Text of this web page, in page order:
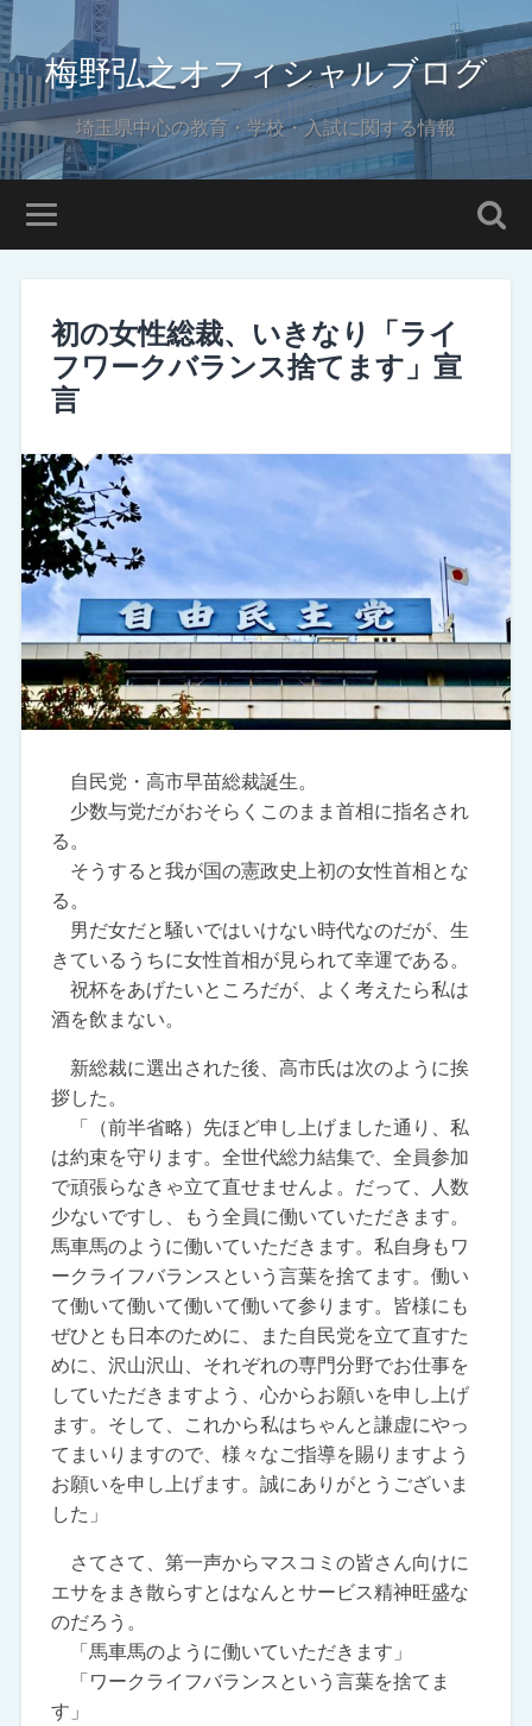
梅野弘之オフィシャルブログ
埼玉県中心の教育・学校・入試に関する情報
初の女性総裁、いきなり「ライ
フワークバランス捨てます」宣
言
自民党・高市早苗総裁誕生。
少数与党だがおそらくこのまま首相に指名され
る。
そうすると我が国の憲政史上初の女性首相とな
る。
男だ女だと騒いではいけない時代なのだが、生
きているうちに女性首相が見られて幸運である。
祝杯をあげたいところだが、よく考えたら私は
酒を飲まない。
新総裁に選出された後、高市氏は次のように挨
拶した。
「（前半省略）先ほど申し上げました通り、私
は約束を守ります。全世代総力結集で、全員参加
で頑張らなきゃ立て直せませんよ。だって、人数
少ないですし、もう全員に働いていただきます。
馬車馬のように働いていただきます。私自身もワ
ークライフバランスという言葉を捨てます。働い
て働いて働いて働いて働いて参ります。皆様にも
ぜひとも日本のために、また自民党を立て直すた
めに、沢山沢山、それぞれの専門分野でお仕事を
していただきますよう、心からお願いを申し上げ
ます。そして、これから私はちゃんと謙虚にやっ
てまいりますので、様々なご指導を賜りますよう
お願いを申し上げます。誠にありがとうございま
した」
さてさて、第一声からマスコミの皆さん向けに
エサをまき散らすとはなんとサービス精神旺盛な
のだろう。
「馬車馬のように働いていただきます」
「ワークライフバランスという言葉を捨てま
す」